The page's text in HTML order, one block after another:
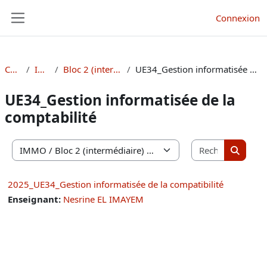
Connexion
Cours IMMO Bloc 2 (intermédiaire) UE34_Gestion informatisée de la comptabilité
UE34_Gestion informatisée de la
comptabilité
Catégories de cours
2025_UE34_Gestion informatisée de la compatibilité
Enseignant: Nesrine EL IMAYEM